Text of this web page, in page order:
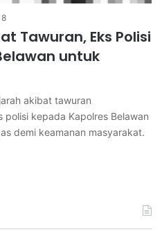
8
Tawuran, Eks Polisi
untuk
akibat tawuran
kepada Kapolres Belawan
demi keamanan masyarakat.